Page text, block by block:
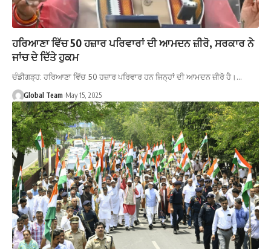
ਹਰਿਆਣਾ ਵਿੱਚ 50 ਹਜ਼ਾਰ ਪਰਿਵਾਰਾਂ ਦੀ ਆਮਦਨ ਜ਼ੀਰੋ, ਸਰਕਾਰ ਨੇ
ਜਾਂਚ ਦੇ ਦਿੱਤੇ ਹੁਕਮ
ਚੰਡੀਗੜ੍ਹ: ਹਰਿਆਣਾ ਵਿੱਚ 50 ਹਜ਼ਾਰ ਪਰਿਵਾਰ ਹਨ ਜਿਨ੍ਹਾਂ ਦੀ ਆਮਦਨ ਜ਼ੀਰੋ ਹੈ।…
Global Team May 15, 2025